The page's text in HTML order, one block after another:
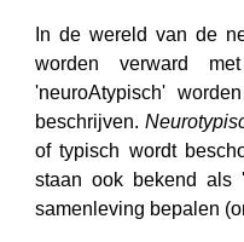
In de wereld van de
worden verward
'neuroAtypisch'
beschrijven.
of typisch wordt
staan ook bekend als
samenleving bepalen